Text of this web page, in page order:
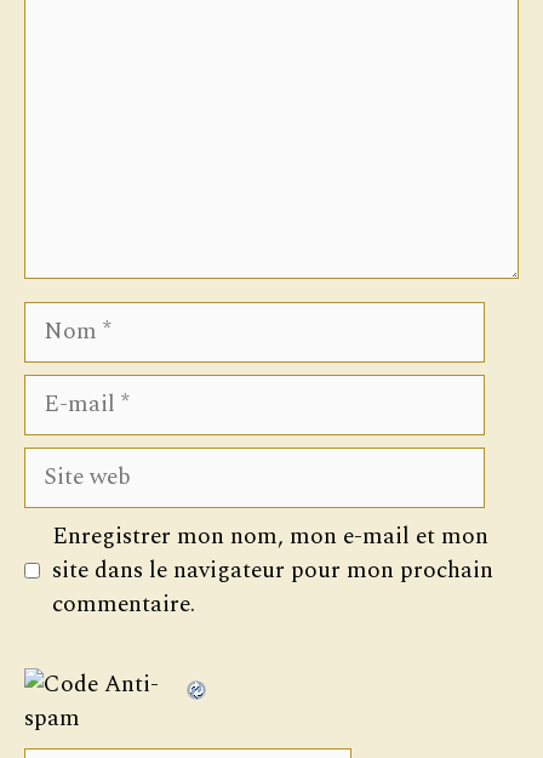
Nom
E-
mail
Site
web
Enregistrer mon nom, mon e-mail et mon
site dans le navigateur pour mon prochain
commentaire.